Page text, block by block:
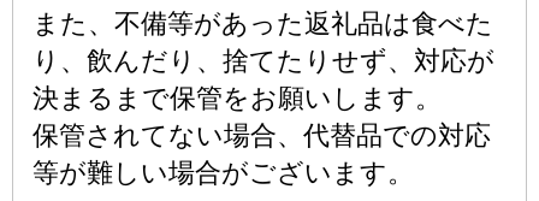
また、不備等があった返礼品は食べた
り、飲んだり、捨てたりせず、対応が
決まるまで保管をお願いします。
保管されてない場合、代替品での対応
等が難しい場合がございます。